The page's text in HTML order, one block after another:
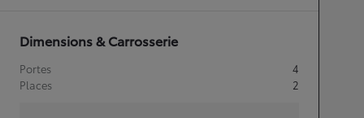
Dimensions & Carrosserie
Portes
4
Places
2